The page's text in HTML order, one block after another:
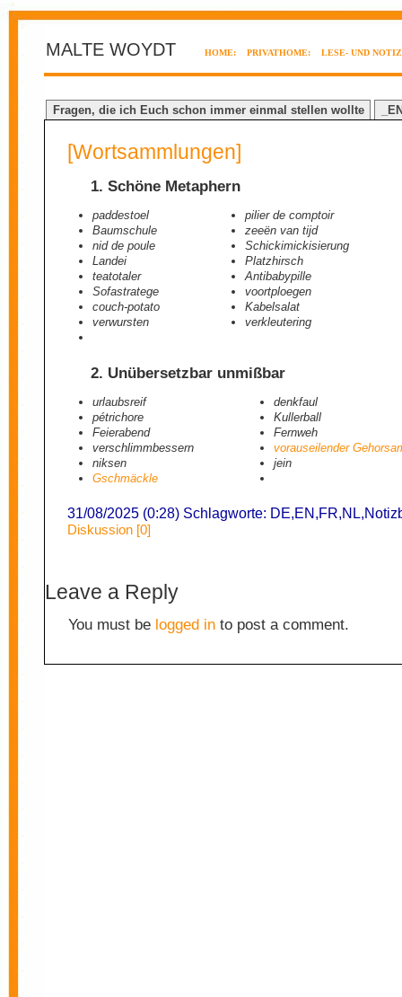
MALTE WOYDT HOME: PRIVATHOME: LESE- UND
Fragen, die ich Euch schon immer einmal stellen wollte
[Wortsammlungen]
1. Schöne Metaphern
paddestoel
Baumschule
nid de poule
Landei
teatotaler
Sofastratege
couch-potato
verwursten
pilier de comptoir
zeeën van tijd
Schickimickisierung
Platzhirsch
Antibabypille
voortploegen
Kabelsalat
verkleutering
2. Unübersetzbar unmißbar
urlaubsreif
pétrichore
Feierabend
verschlimmbessern
niksen
Gschmäckle
denkfaul
Kullerball
Fernweh
vorauseilender
jein
31/08/2025 (0:28) Schlagworte: DE,EN,FR,NL,
Diskussion [0]
Leave a Reply
You must be logged in to post a comment.